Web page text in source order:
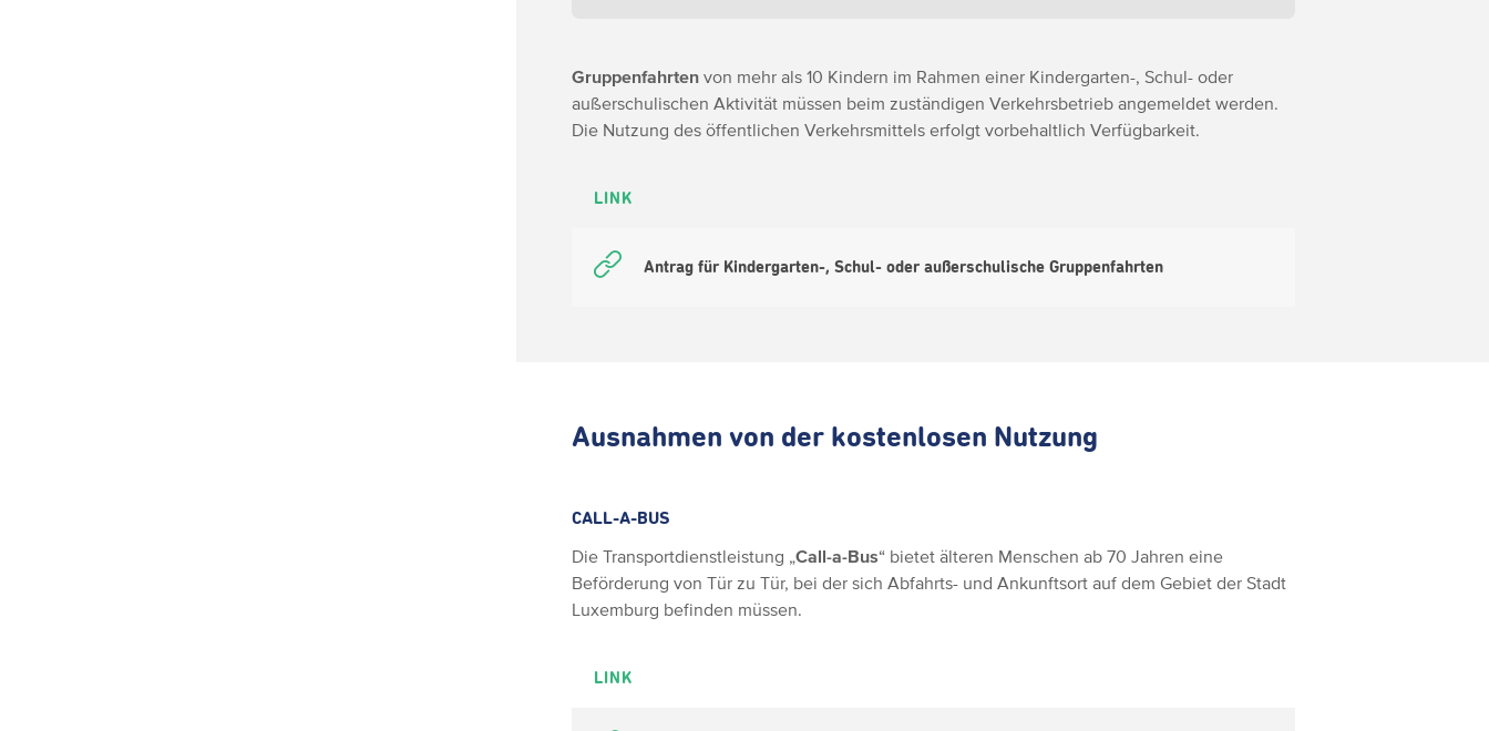
Gruppenfahrten von mehr als 10 Kindern im Rahmen einer Kindergarten-, Schul- oder
außerschulischen Aktivität müssen beim zuständigen Verkehrsbetrieb angemeldet werden.
Die Nutzung des öffentlichen Verkehrsmittels erfolgt vorbehaltlich Verfügbarkeit.
LINK
Antrag für Kindergarten-, Schul- oder außerschulische Gruppenfahrten
Ausnahmen von der kostenlosen Nutzung
CALL-A-BUS
Die Transportdienstleistung „Call-a-Bus“ bietet älteren Menschen ab 70 Jahren eine
Beförderung von Tür zu Tür, bei der sich Abfahrts- und Ankunftsort auf dem Gebiet der Stadt
Luxemburg befinden müssen.
LINK